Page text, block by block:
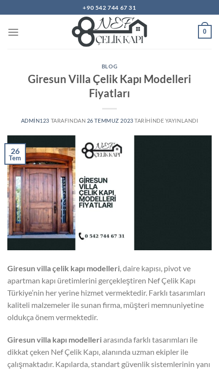
atla
+90 542 744 67 31
0
BLOG
Giresun Villa Çelik Kapı Modelleri
Fiyatları
ADMIN123 TARAFINDAN 26 TEMMUZ 2023 TARIHINDE YAYINLANDI
26
Tem
Giresun villa çelik kapı modelleri, daire kapısı, pivot ve
apartman kapı üretimlerini gerçekleştiren Nef Çelik Kapı
Türkiye’nin her yerine hizmet vermektedir. Farklı tasarımları
kaliteli malzemeler ile sunan firma, müşteri memnuniyetine
oldukça önem vermektedir.
Giresun villa kapı modelleriarasında farklı tasarımları ile
dikkat çeken Nef Çelik Kapı, alanında uzman ekipler ile
çalışmaktadır. Kapılarda, standart güvenlik sistemlerinin yanı